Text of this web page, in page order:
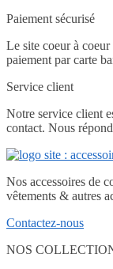
Paiement sécurisé
Le site coeur à
paiement par carte
Service client
Notre service client
contact. Nous
Nos accessoires de
vêtements & autres
Contactez-nous
NOS